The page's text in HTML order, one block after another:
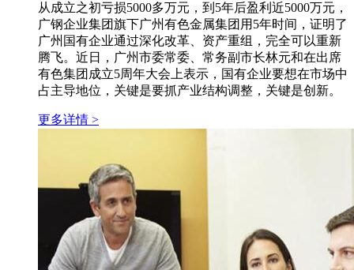
从成立之初亏损5000多万元，到5年后盈利近5000万元，
广钢企业集团旗下广州有色金属集团用5年时间，证明了
广州国有企业通过深化改革、资产重组，完全可以重新
腾飞。近日，广州市委常委、常务副市长林元和在出席
有色集团成立5周年大会上表示，国有企业要想在市场中
占主导地位，关键是要抓产业结构调整，关键是创新。
更多详情 >